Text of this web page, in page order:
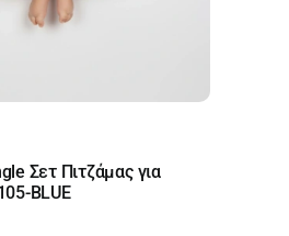
Σετ Πιτζάμας για
BLUE